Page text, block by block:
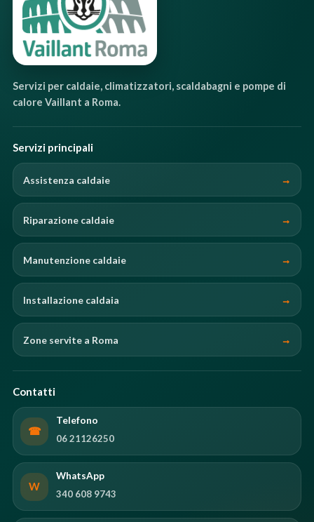
Servizi per caldaie, climatizzatori, scaldabagni e pompe di
calore Vaillant a Roma.
Servizi principali
Assistenza caldaie
Riparazione caldaie
Manutenzione caldaie
Installazione caldaia
Zone servite a Roma
Contatti
☎
Telefono
06 21126250
W
WhatsApp
340 608 9743